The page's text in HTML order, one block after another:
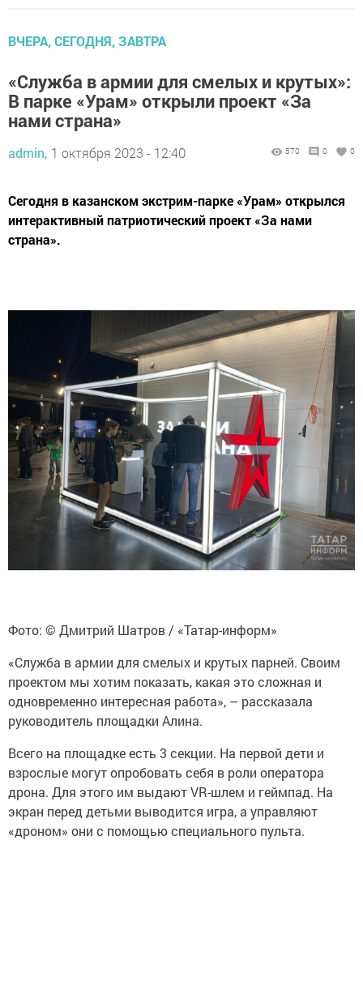
ВЧЕРА, СЕГОДНЯ, ЗАВТРА
«Служба в армии для смелых и крутых»:
В парке «Урам» открыли проект «За
нами страна»
admin, 1 октября 2023 - 12:40 570 0 0
Сегодня в казанском экстрим-парке «Урам» открылся
интерактивный патриотический проект «За нами
страна».
Фото: © Дмитрий Шатров / «Татар-информ»
«Служба в армии для смелых и крутых парней. Своим
проектом мы хотим показать, какая это сложная и
одновременно интересная работа», – рассказала
руководитель площадки Алина.
Всего на площадке есть 3 секции. На первой дети и
взрослые могут опробовать себя в роли оператора
дрона. Для этого им выдают VR-шлем и геймпад. На
экран перед детьми выводится игра, а управляют
«дроном» они с помощью специального пульта.